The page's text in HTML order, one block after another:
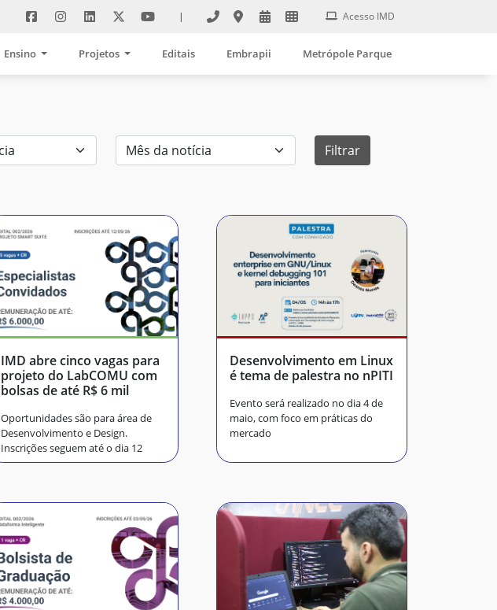
| Acesso IMD
Ensino Projetos Editais Embrapii Metrópole Parque
Filtrar
IMD abre cinco vagas para
projeto do LabCOMU com
bolsas de até R$ 6 mil
Oportunidades são para área de
Desenvolvimento e Design.
Inscrições seguem até o dia 12
Desenvolvimento em Linux
é tema de palestra no nPITI
Evento será realizado no dia 4 de
maio, com foco em práticas do
mercado